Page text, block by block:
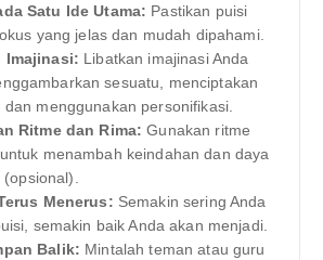
Satu Ide Utama: Pastikan puisi
yang jelas dan mudah dipahami.
Imajinasi: Libatkan imajinasi Anda
sesuatu, menciptakan
dan menggunakan personifikasi.
Ritme dan Rima: Gunakan ritme
menambah keindahan dan daya
(opsional).
Menerus: Semakin sering Anda
semakin baik Anda akan menjadi.
Balik: Mintalah teman atau guru